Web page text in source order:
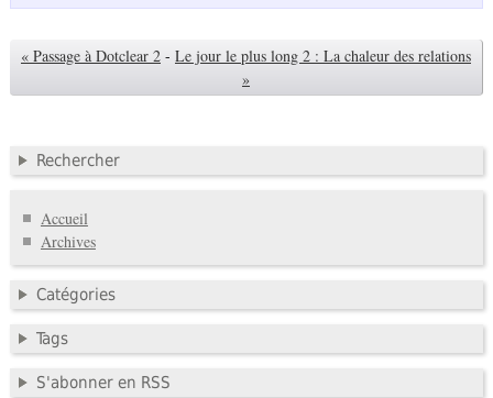
« Passage à Dotclear 2 - Le jour le plus long 2 : La chaleur des relations
»
Rechercher
Accueil
Archives
Catégories
Tags
S'abonner en RSS